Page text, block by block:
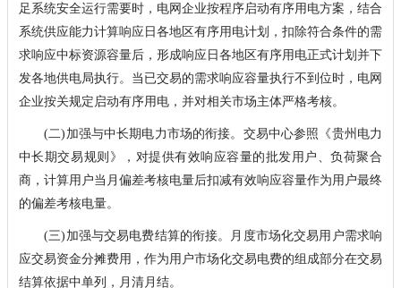
足系统安全运行需要时，电网企业按程序启动有序用电方案，结合
系统供应能力计算响应日各地区有序用电计划，扣除符合条件的需
求响应中标资源容量后，形成响应日各地区有序用电正式计划并下
发各地供电局执行。当已交易的需求响应容量执行不到位时，电网
企业按关规定启动有序用电，并对相关市场主体严格考核。
(二)加强与中长期电力市场的衔接。交易中心参照《贵州电力
中长期交易规则》，对提供有效响应容量的批发用户、负荷聚合
商，计算用户当月偏差考核电量后扣减有效响应容量作为用户最终
的偏差考核电量。
(三)加强与交易电费结算的衔接。月度市场化交易用户需求响
应交易资金分摊费用，作为用户市场化交易电费的组成部分在交易
结算依据中单列，月清月结。